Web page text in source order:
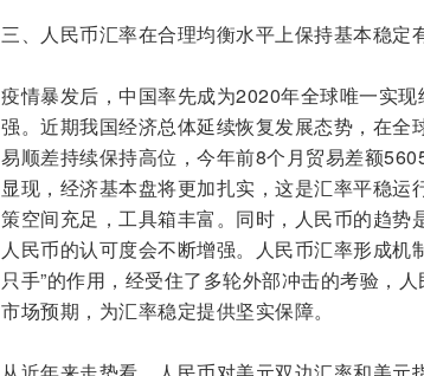
三、人民币汇率在合理均衡水平上保持基本稳定
疫情暴发后，中国率先成为2020年全球唯一实
强。近期我国经济总体延续恢复发展态势，在
易顺差持续保持高位，今年前8个月贸易差额
显现，经济基本盘将更加扎实，这是汇率平稳
策空间充足，工具箱丰富。同时，人民币的趋
人民币的认可度会不断增强。人民币汇率形成
只手”的作用，经受住了多轮外部冲击的考验，
市场预期，为汇率稳定提供坚实保障。